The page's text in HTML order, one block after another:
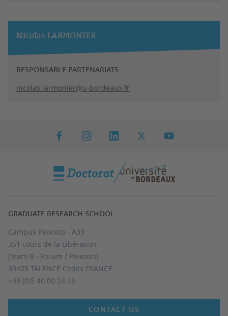
Nicolas LARMONIER
RESPONSABLE PARTENARIATS
nicolas.larmonier@u-bordeaux.fr
GRADUATE RESEARCH SCHOOL
Campus Peixotto - A33
351 cours de la Libération
(Tram B - Forum / Peixotto)
33405 TALENCE Cedex FRANCE
+33 (0)5 40 00 24 46
CONTACT US